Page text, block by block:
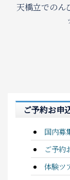
天橋立での
ご予約お申
国内募
ご予約
体験ツ